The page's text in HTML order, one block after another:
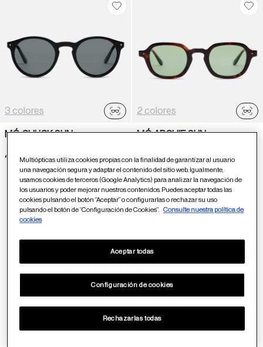
Guardar en favoritos
3 colores
Probador virtual
MÓ CHUCK SUN
49 € 2X69€
2 colores
MÓ ARCHIE SUN
49 € 2X69€
Gafas de Sol para
Adolescente
Encuentra el equilibrio perfecto entre la sofisticación de las
Multiópticas utiliza cookies propias con la finalidad de garantizar al usuario
una navegación segura y adaptar el contenido del sitio web. Igualmente,
usamos cookies de terceros (Google Analytics) para analizar la navegación de
los usuarios y poder mejorar nuestros contenidos. Puedes aceptar todas las
cookies pulsando el botón “Aceptar” o configurarlas o rechazar su uso
pulsando el botón de “Configuración de Cookies”.
Consulte nuestra política de
cookies
Configuración de cookies
Rechazarlas todas
Aceptar todas